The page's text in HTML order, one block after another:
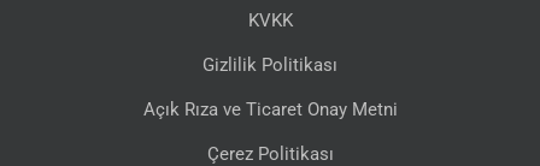
KVKK
Gizlilik Politikası
Açık Rıza ve Ticaret Onay Metni
Çerez Politikası